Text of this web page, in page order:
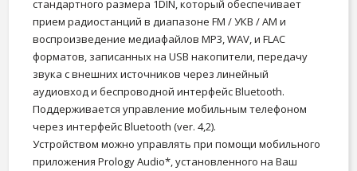
стандартного размера 1DIN, который обеспечивает
прием радиостанций в диапазоне FM / УКВ / AM и
воспроизведение медиафайлов MP3, WAV, и FLAC
форматов, записанных на USB накопители, передачу
звука с внешних источников через линейный
аудиовход и беспроводной интерфейс Bluetooth.
Поддерживается управление мобильным телефоном
через интерфейс Bluetooth (ver. 4,2).
Устройством можно управлять при помощи мобильного
приложения Prology Audio*, установленного на Ваш